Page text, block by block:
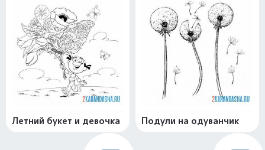
Летний букет и девочка Подули на одуванчик